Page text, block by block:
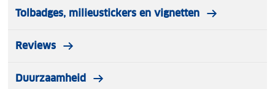
Tolbadges, milieustickers en vignetten
Reviews
Duurzaamheid